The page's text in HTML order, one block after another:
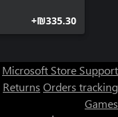
‪₪‎335.30‬+
Microsoft Store Support
Returns Orders tracking
Games